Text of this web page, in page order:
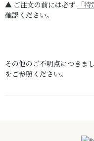
▲ ご注文の前には必ず 「特
確認ください。
その他のご不明点につきまし
をご参照ください。